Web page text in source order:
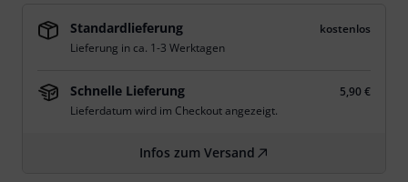
Standardlieferung
kostenlos
Lieferung in ca. 1-3 Werktagen
Schnelle Lieferung
5,90 €
Lieferdatum wird im Checkout angezeigt.
Infos zum Versand